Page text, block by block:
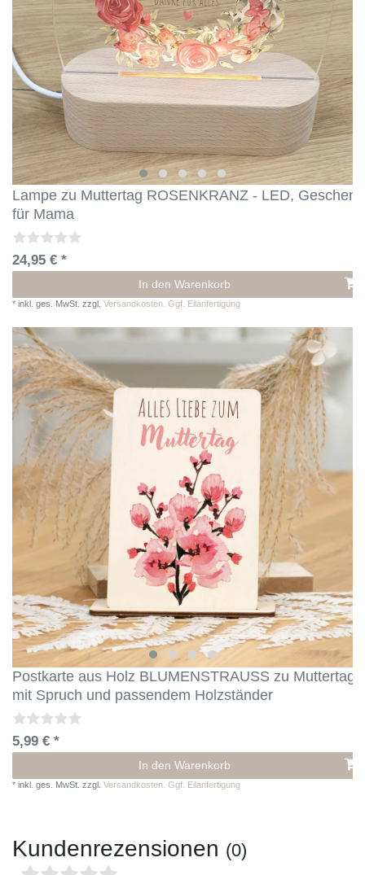
Lampe zu Muttertag ROSENKRANZ - LED, Geschenk
für Mama
24,95 € *
In den Warenkorb
* inkl. ges. MwSt. zzgl. Versandkosten. Ggf. Eilanfertigung
Postkarte aus Holz BLUMENSTRAUSS zu Muttertag
mit Spruch und passendem Holzständer
5,99 € *
In den Warenkorb
* inkl. ges. MwSt. zzgl. Versandkosten. Ggf. Eilanfertigung
Kundenrezensionen (0)